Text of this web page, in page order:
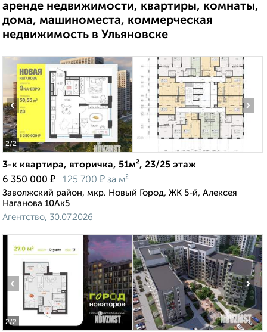
аренде недвижимости, квартиры, комнаты,
дома, машиноместа, коммерческая
недвижимость в Ульяновске
2/2
‹ ›
3-к квартира, вторичка, 51м², 23/25 этаж
6 350 000 ₽ 125 700 ₽ за м²
Заволжский район, мкр. Новый Город, ЖК 5-й, Алексея
Наганова 10Ак5
Агентство, 30.07.2026
2/2
‹ ›